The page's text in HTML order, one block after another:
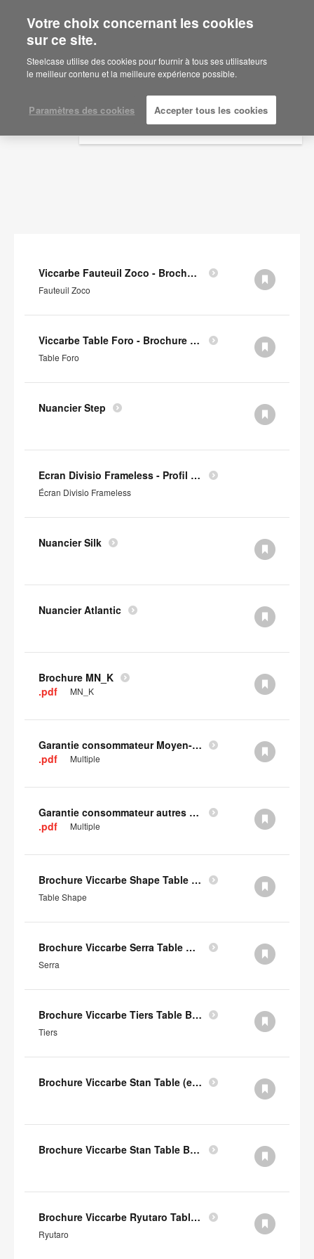
Are you in United States?
Would you like to see Products we sell in
your region?
English
Español
Documents
AFFICHER LES FILTRES
Viccarbe Fauteuil Zoco - Brochure (en anglais)
Fauteuil Zoco
Viccarbe Table Foro - Brochure (en anglais)
Table Foro
Nuancier Step
Ecran Divisio Frameless - Profil Environnemental Produit
Écran Divisio Frameless
Nuancier Silk
Nuancier Atlantic
Brochure MN_K
.pdf
MN_K
Garantie consommateur Moyen-Orient, Asie centrale et Afrique
.pdf
Multiple
Garantie consommateur autres pays d'Europe
.pdf
Multiple
Brochure Viccarbe Shape Table (en anglais)
Table Shape
Brochure Viccarbe Serra Table Basse (en anglais)
Serra
Brochure Viccarbe Tiers Table Basse (en anglais)
Tiers
Brochure Viccarbe Stan Table (en anglais)
Brochure Viccarbe Stan Table Basse (en anglais)
Brochure Viccarbe Ryutaro Table Basse (en anglais)
Ryutaro
Votre choix concernant les cookies
sur ce site.
Steelcase utilise des cookies pour fournir à tous ses utilisateurs
le meilleur contenu et la meilleure expérience possible.
Paramètres des cookies Accepter tous les cookies